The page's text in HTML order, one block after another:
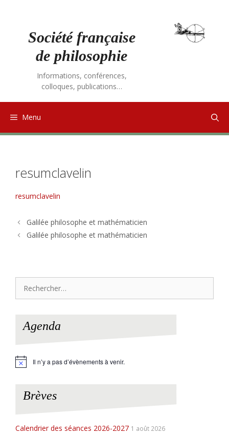
Société française
de philosophie
Informations, conférences,
colloques, publications…
Menu
resumclavelin
resumclavelin
Galilée philosophe et mathématicien
Galilée philosophe et mathématicien
Agenda
N
Il n’y a pas d’évènements à venir.
Brèves
Calendrier des séances 2026-2027 1 août 2026